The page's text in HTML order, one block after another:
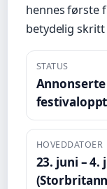
hennes første
betydelig
STATUS
HOVEDDATOER
23. juni – 4.